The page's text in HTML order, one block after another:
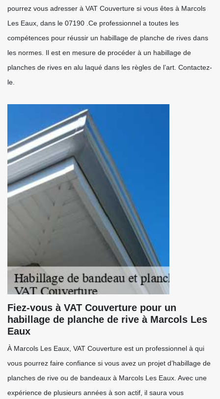
pourrez vous adresser à VAT Couverture si vous êtes à Marcols
Les Eaux, dans le 07190 .Ce professionnel a toutes les
compétences pour réussir un habillage de planche de rives dans
les normes. Il est en mesure de procéder à un habillage de
planches de rives en alu laqué dans les règles de l’art. Contactez-
le.
Fiez-vous à VAT Couverture pour un
habillage de planche de rive à Marcols Les
Eaux
À Marcols Les Eaux, VAT Couverture est un professionnel à qui
vous pourrez faire confiance si vous avez un projet d’habillage de
planches de rive ou de bandeaux à Marcols Les Eaux. Avec une
expérience de plusieurs années à son actif, il saura vous